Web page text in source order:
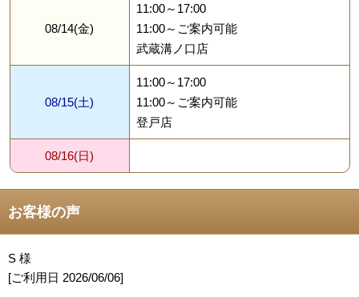
08/14(金)
11:00～17:00
11:00～ご案内可能
武蔵溝ノ口店
08/15(土)
11:00～17:00
11:00～ご案内可能
登戸店
08/16(日)
お客様の声
S 様
[ご利用日 2026/06/06]